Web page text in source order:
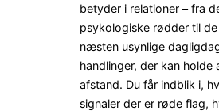
betyder i relationer – fra
psykologiske rødder til de
næsten usynlige
handlinger, der kan holde
afstand. Du får indblik i,
signaler der er røde flag,